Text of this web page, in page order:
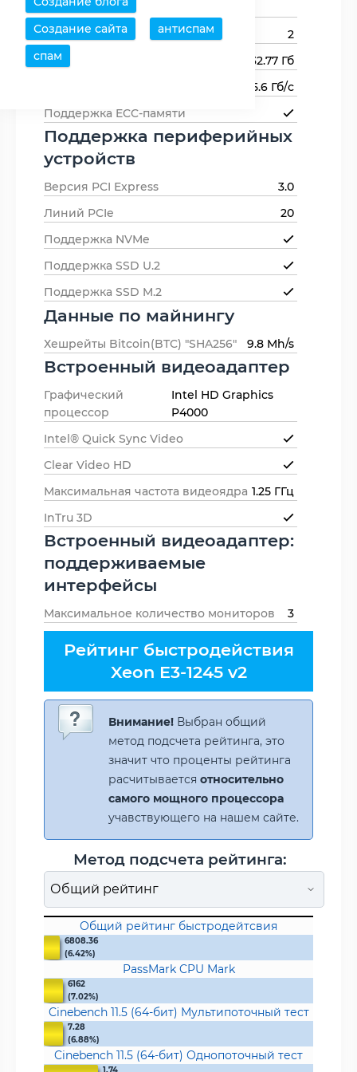
Создание сайта
антиспам
спам
памяти
Каналов памяти
2
Максимальный объем памяти
32.77 Гб
25.6 Гб/с
Поддержка ECC-памяти
Поддержка периферийных
устройств
Версия PCI Express
3.0
Линий PCIe
20
Поддержка NVMe
Поддержка SSD U.2
Поддержка SSD M.2
Данные по майнингу
Хешрейты Bitcoin(BTC) "SHA256" 9.8 Mh/s
Встроенный видеоадаптер
Графический
процессор
Intel HD Graphics
P4000
Intel® Quick Sync Video
Clear Video HD
Максимальная частота видеоядра 1.25 ГГц
InTru 3D
Встроенный видеоадаптер:
поддерживаемые
интерфейсы
Максимальное количество мониторов 3
Рейтинг быстродействия
Xeon E3-1245 v2
Внимание! Выбран общий
метод подсчета рейтинга, это
значит что проценты рейтинга
расчитывается относительно
самого мощного процессора
учавствующего на нашем сайте.
Метод подсчета рейтинга:
Общий рейтинг быстродейтсвия
6808.36
(6.42%)
PassMark CPU Mark
6162
(7.02%)
Cinebench 11.5 (64-бит) Мультипоточный тест
7.28
(6.88%)
Cinebench 11.5 (64-бит) Однопоточный тест